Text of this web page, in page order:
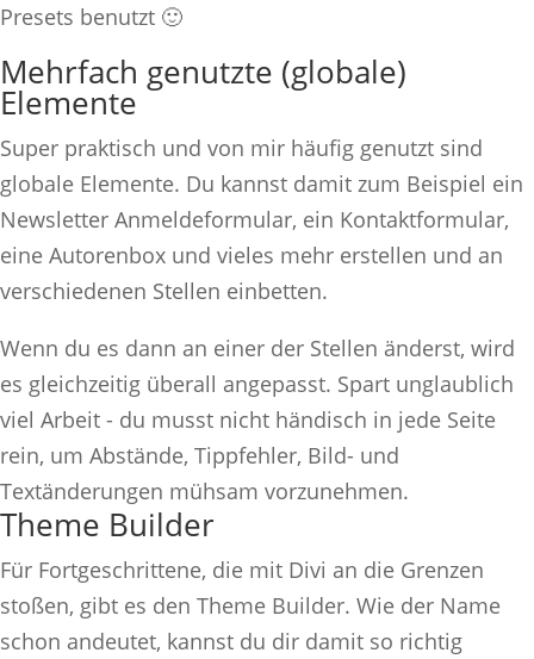
Presets benutzt 🙂
Mehrfach genutzte (globale)
Elemente
Super praktisch und von mir häufig genutzt sind
globale Elemente. Du kannst damit zum Beispiel ein
Newsletter Anmeldeformular, ein Kontaktformular,
eine Autorenbox und vieles mehr erstellen und an
verschiedenen Stellen einbetten.
Wenn du es dann an einer der Stellen änderst, wird
es gleichzeitig überall angepasst. Spart unglaublich
viel Arbeit - du musst nicht händisch in jede Seite
rein, um Abstände, Tippfehler, Bild- und
Textänderungen mühsam vorzunehmen.
Theme Builder
Für Fortgeschrittene, die mit Divi an die Grenzen
stoßen, gibt es den Theme Builder. Wie der Name
schon andeutet, kannst du dir damit so richtig